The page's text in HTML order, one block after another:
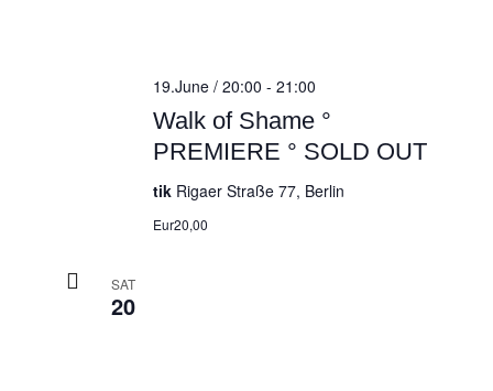
Walk of Shame °
PREMIERE ° SOLD OUT
19.June / 20:00 - 21:00
tik Rigaer Straße 77, Berlin
Eur20,00
SAT
20